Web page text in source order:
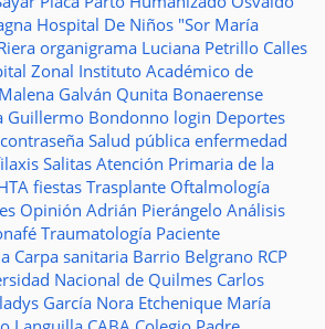
Hospital De Niños "Sor María
organigrama Luciana Petrillo Calles
Zonal Instituto Académico de
Malena Galván Qunita Bonaerense
Guillermo Bondonno login Deportes
contraseña Salud pública enfermedad
Salitas Atención Primaria de la
fiestas Trasplante Oftalmología
Opinión Adrián Pierángelo Análisis
Traumatología Paciente
Carpa sanitaria Barrio Belgrano RCP
Nacional de Quilmes Carlos
García Nora Etchenique María